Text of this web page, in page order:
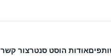
אודות הוסט סנטרצור קשר